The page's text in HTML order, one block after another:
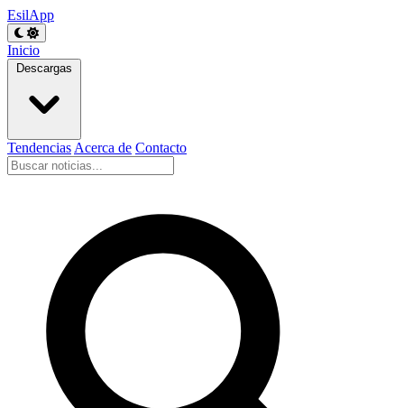
EsilApp
Inicio
Descargas
Tendencias Acerca de Contacto